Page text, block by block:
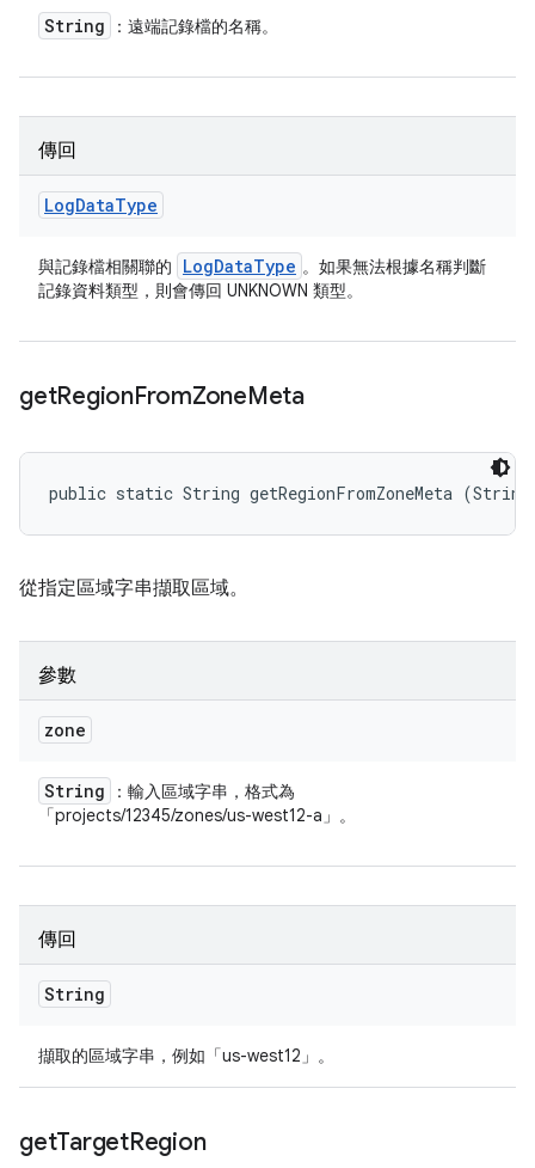
String ：遠端記錄檔的名稱。
傳回
LogDataType
與記錄檔相關聯的 LogDataType 。如果無法根據名稱判斷
記錄資料類型，則會傳回 UNKNOWN 類型。
getRegionFromZoneMeta
public static String getRegionFromZoneMeta
從指定區域字串擷取區域。
參數
zone
String
：輸入區域字串，格式為
「projects/12345/zones/us-west12-a」。
傳回
String
擷取的區域字串，例如「us-west12」。
getTargetRegion